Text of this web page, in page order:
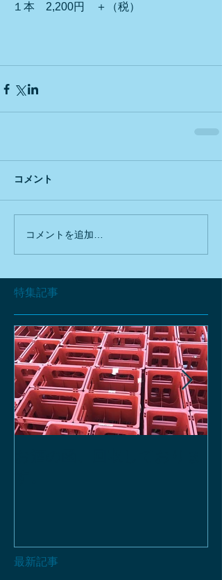
最新記事
特集記事
１本　2,200円　＋（税）
コメント
コメントを追加…